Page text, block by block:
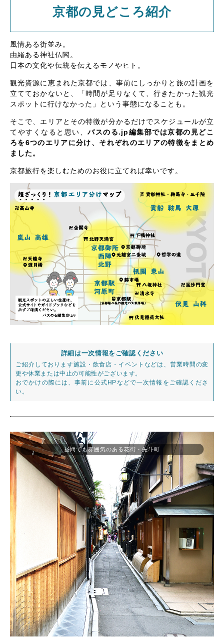
京都の見どころ紹介
風情ある街並み。
由緒ある神社仏閣。
日本の文化や伝統を伝えるモノやヒト。
観光資源に恵まれた京都では、事前にしっかりと旅の計画を
立てておかないと、「時間が足りなくて、行きたかった観光
スポットに行けなかった」という事態になることも。
そこで、エリアとその特徴が分かるだけでスケジュールが立
てやすくなると思い、バスのる.jp編集部では京都の見どこ
ろを6つのエリアに分け、それぞれのエリアの特徴をまとめ
ました。
京都旅行を楽しむためのお役に立てれば幸いです。
詳細は一次情報をご確認ください
ご紹介しております施設・飲食店・イベントなどは、営業時間の変
更や休業または中止の可能性がございます。
おでかけの際には、事前に公式HPなどで一次情報をご確認くださ
い。
昼間でも雰囲気のある花街・先斗町